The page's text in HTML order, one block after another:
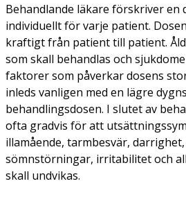
Behandlande läkare förskriver en
individuellt för varje patient.
kraftigt från patient till patient.
som skall behandlas och
faktorer som påverkar dosens
inleds vanligen med en lägre
behandlingsdosen. I slutet av
ofta gradvis för att
illamående, tarmbesvär,
sömnstörningar, irritabilitet och
skall undvikas.